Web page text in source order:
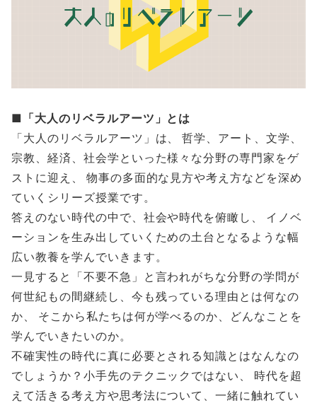
■「大人のリベラルアーツ」とは
「大人のリベラルアーツ」は、 哲学、アート、文学、
宗教、経済、社会学といった様々な分野の専門家をゲ
ストに迎え、 物事の多面的な見方や考え方などを深め
ていくシリーズ授業です。
答えのない時代の中で、社会や時代を俯瞰し、 イノベ
ーションを生み出していくための土台となるような幅
広い教養を学んでいきます。
一見すると「不要不急」と言われがちな分野の学問が
何世紀もの間継続し、今も残っている理由とは何なの
か、 そこから私たちは何が学べるのか、どんなことを
学んでいきたいのか。
不確実性の時代に真に必要とされる知識とはなんなの
でしょうか？小手先のテクニックではない、 時代を超
えて活きる考え方や思考法について、一緒に触れてい